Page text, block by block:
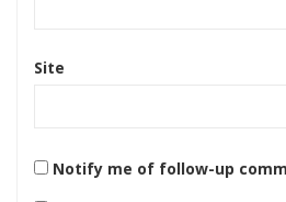
Site
Notify me of follow-up